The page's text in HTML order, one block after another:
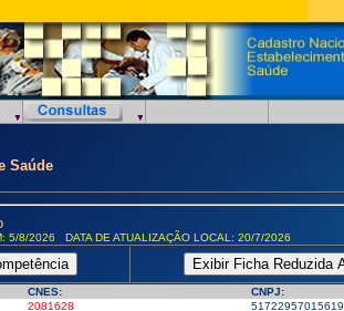
Saúde
5/8/2026 DATA DE ATUALIZAÇÃO LOCAL: 20/7/2026
CNES:
CNPJ:
2081628
51722957015619